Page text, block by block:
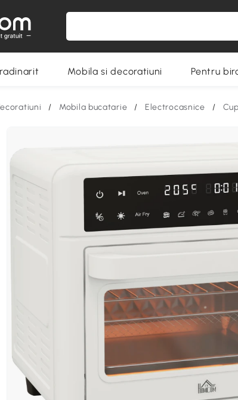
Mobila si decoratiuni Pentru
/ Mobila bucatarie / Electrocasnice /